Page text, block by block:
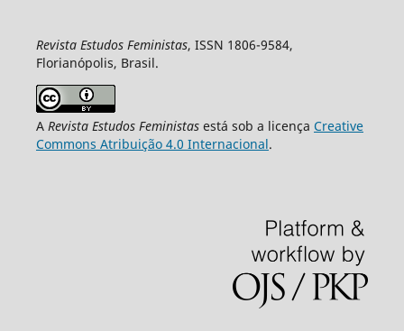
Revista Estudos Feministas, ISSN 1806-9584,
Florianópolis, Brasil.
A Revista Estudos Feministasestá sob a licença Creative
Commons Atribuição 4.0 Internacional.